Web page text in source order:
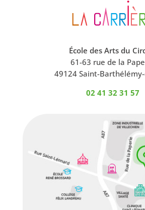
École des Arts du
61-63 rue de la
49124 Saint-Barthélémy-
02 41 32 31 57